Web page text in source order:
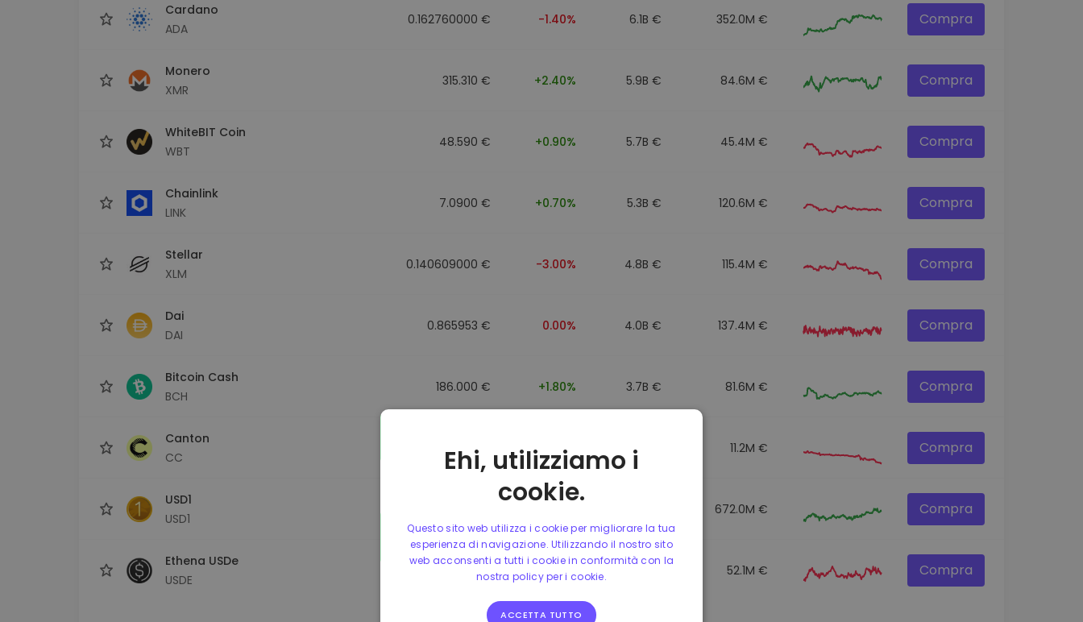
Cardano
ADA
0.162760000 € -1.40% 6.1B € 352.0M € Compra
Monero
XMR
315.310 € +2.40% 5.9B € 84.6M € Compra
WhiteBIT Coin
WBT
48.590 € +0.90% 5.7B € 45.4M € Compra
Chainlink
LINK
7.0900 € +0.70% 5.3B € 120.6M € Compra
Stellar
XLM
0.140609000 € -3.00% 4.8B € 115.4M € Compra
Dai
DAI
0.865953 € 0.00% 4.0B € 137.4M € Compra
Bitcoin Cash
BCH
186.000 € +1.80% 3.7B € 81.6M € Compra
Canton
CC
0.088043000 € -6.40% 3.5B € 11.2M € Compra
USD1
USD1
672.0M € Compra
Ethena USDe
USDE
0.00% 52.1M € Compra
Ehi, utilizziamo i
cookie.
Questo sito web utilizza i cookie per migliorare la tua
esperienza di navigazione. Utilizzando il nostro sito
web acconsenti a tutti i cookie in conformità con la
nostra policy per i cookie.
ACCETTA TUTTO